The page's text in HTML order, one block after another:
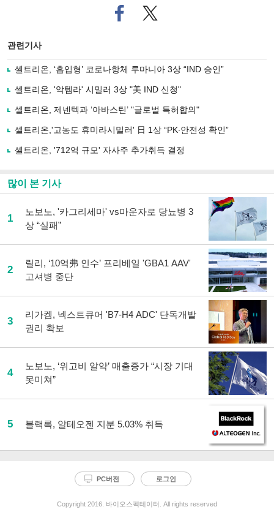
페
이
로
기
사
유
기
트위
터로
관련기사
셀트리온, ‘흡입형’ 코로나항체 루마니아 3상 “IND 승인”
셀트리온, '악템라' 시밀러 3상 "美 IND 신청"
셀트리온, 제넨텍과 ‘아바스틴’ "글로벌 특허합의"
셀트리온,'고농도 휴미라시밀러' 日 1상 “PK∙안전성 확인”
셀트리온, '712억 규모' 자사주 추가취득 결정
많이 본 기사
1
노보노, '카그리세마' vs마운자로 당뇨병 3
상 “실패”
2
릴리, ‘10억弗 인수’ 프리베일 'GBA1 AAV'
고셔병 중단
3
리가켐, 넥스트큐어 'B7-H4 ADC' 단독개발
권리 확보
4
노보노, ‘위고비 알약’ 매출증가 “시장 기대
못미쳐”
5 블랙록, 알테오젠 지분 5.03% 취득
PC버전 로그인
Copyright 2016. 바이오스펙테이터. All rights reserved